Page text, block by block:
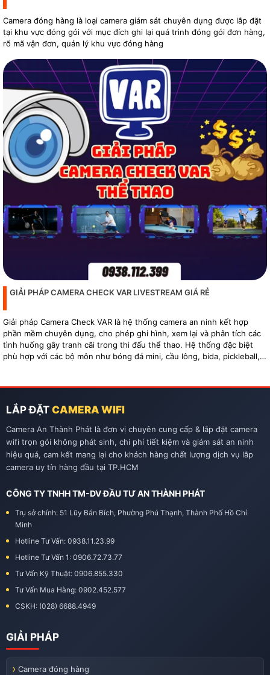
Camera đóng hàng là loại camera giám sát chuyên dụng được lắp đặt
tại khu vực đóng gói với mục đích ghi lại quá trình đóng gói đơn hàng,
rõ mã vận đơn, quản lý khu vực đóng hàng
GIẢI PHÁP CAMERA CHECK VAR LIVESTREAM GIÁ RẺ
Giải pháp Camera Check VAR là hệ thống camera an ninh kết hợp
phần mềm chuyên dụng, cho phép ghi hình, xem lại và phân tích các
tình huống gây tranh cãi trong thi đấu thể thao. Hệ thống đặc biệt
phù hợp với các bộ môn như bóng đá mini, cầu lông, bida, pickleball,
LẮP ĐẶT CAMERA WIFI
Camera An Thành Phát là đơn vị chuyên cung cấp & lắp đặt camera
wifi trọn gói không phát sinh, chi phí tiết kiệm và giám sát an ninh
hiệu quả, cam kết mang lại cho khách hàng chất lượng dịch vụ lắp
camera uy tín hàng đầu tại TP.HCM
CÔNG TY TNHH TM-DV ĐẦU TƯ AN THÀNH PHÁT
Trụ sở chính: 51 Lũy Bán Bích, Phường Phú Thạnh, Thành Phố Hồ Chí
Minh
Hotline Tư Vấn: 0938.11.23.99
Hotline Tư Vấn 1: 0906.72.73.77
Tư Vấn Kỹ Thuật: 0906.855.330
Tư Vấn Mua Hàng: 0902.452.577
CSKH: (028) 6688.4949
GIẢI PHÁP
Camera đóng hàng